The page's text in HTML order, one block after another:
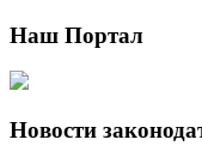
Наш Портал
Новости